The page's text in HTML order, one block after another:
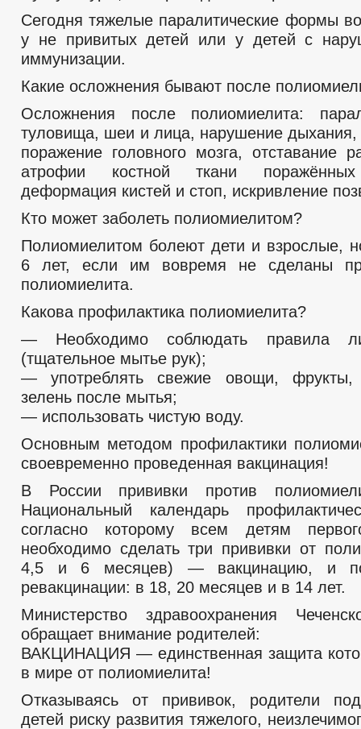
Сегодня тяжелые паралитические формы
у не привитых детей или у детей с
иммунизации.
Какие осложнения бывают после
Осложнения после полиомиелита:
туловища, шеи и лица, нарушение дыхания,
поражение головного мозга, отставание
атрофии костной ткани поражённых
деформация кистей и стоп, искривление
Кто может заболеть полиомиелитом?
Полиомиелитом болеют дети и взрослые,
6 лет, если им вовремя не сделаны
полиомиелита.
Какова профилактика полиомиелита?
— Необходимо соблюдать правила
(тщательное мытье рук);
— употреблять свежие овощи, фрукты,
зелень после мытья;
— использовать чистую воду.
Основным методом профилактики
своевременно проведенная вакцинация!
В России прививки против
Национальный календарь
согласно которому всем детям
необходимо сделать три прививки от
4,5 и 6 месяцев) — вакцинацию, и
ревакцинации: в 18, 20 месяцев и в 14 лет.
Министерство здравоохранения
обращает внимание родителей:
ВАКЦИНАЦИЯ — единственная защита
в мире от полиомиелита!
Отказываясь от прививок, родители
детей риску развития тяжелого,